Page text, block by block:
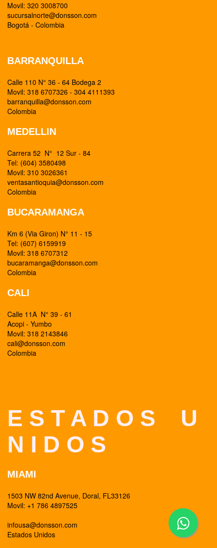
Movil: 320 3008700
sucursalnorte@donsson.com
Bogotá - Colombia
BARRANQUILLA
Calle 110 N° 36 - 64 Bodega 2
Movil: 318 6707326 - 304 4111393
barranquilla@donsson.com
Colombia
MEDELLIN
Carrera 52 N° 12 Sur - 84
Tel: (604) 3580498
Movil: 310 3026361
ventasantioquia@donsson.com
Colombia
BUCARAMANGA
Km 6 (Via Giron) N° 11 - 15
Tel: (607) 6159919
Movil: 318 6707312
bucaramanga@donsson.com
Colombia
CALI
Calle 11A N° 39 - 61
Acopi - Yumbo
Movil: 318 2143846
cali@donsson.com
Colombia
E S T A D O S U
N I D O S
MIAMI
1503 NW 82nd Avenue, Doral, FL33126
Movil: +1 786 4897525
infousa@donsson.com
Estados Unidos